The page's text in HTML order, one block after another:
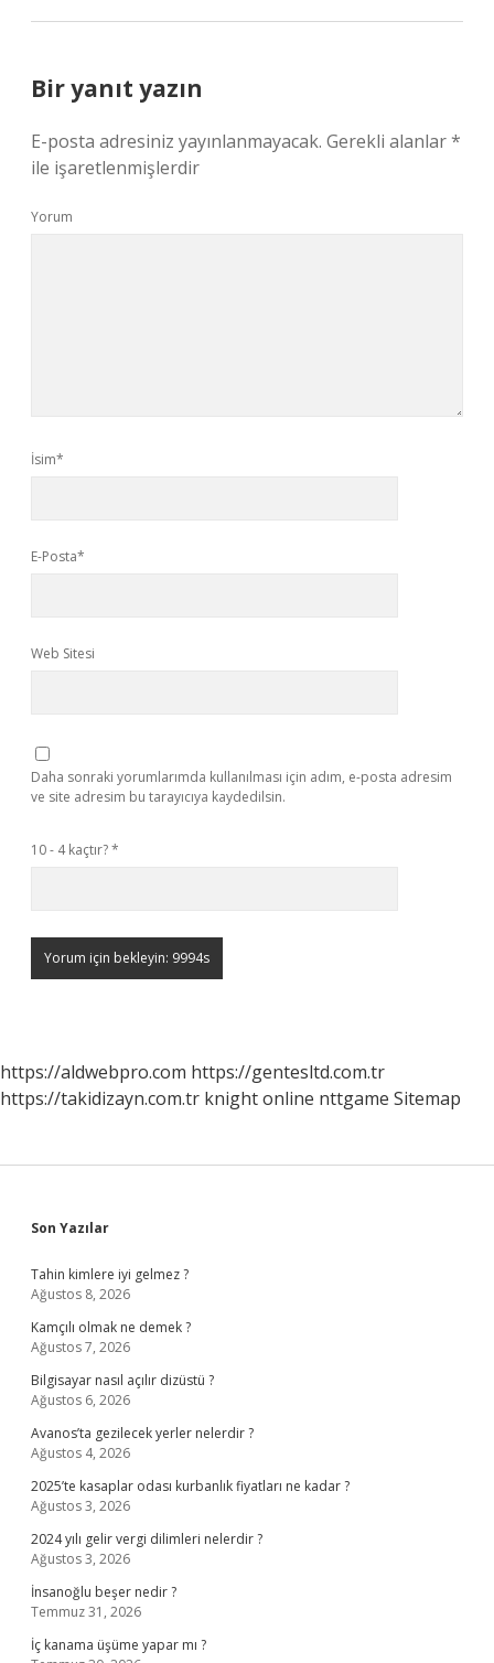
Bir yanıt yazın
E-posta adresiniz yayınlanmayacak. Gerekli alanlar*
ile işaretlenmişlerdir
Yorum
İsim*
E-Posta*
Web Sitesi
Daha sonraki yorumlarımda kullanılması için adım, e-posta adresim
ve site adresim bu tarayıcıya kaydedilsin.
10 - 4 kaçtır?*
https://aldwebpro.com https://gentesltd.com.tr
https://takidizayn.com.tr knight online nttgame Sitemap
Sidebar
Son Yazılar
Tahin kimlere iyi gelmez ?
Ağustos 8, 2026
Kamçılı olmak ne demek ?
Ağustos 7, 2026
Bilgisayar nasıl açılır dizüstü ?
Ağustos 6, 2026
Avanos’ta gezilecek yerler nelerdir ?
Ağustos 4, 2026
2025’te kasaplar odası kurbanlık fiyatları ne kadar ?
Ağustos 3, 2026
2024 yılı gelir vergi dilimleri nelerdir ?
Ağustos 3, 2026
İnsanoğlu beşer nedir ?
Temmuz 31, 2026
İç kanama üşüme yapar mı ?